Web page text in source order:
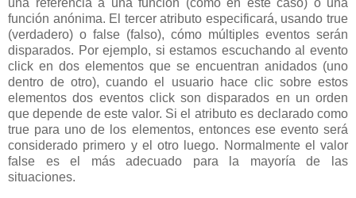
una referencia a una función (como en este caso) o una
función anónima. El tercer atributo especificará, usando true
(verdadero) o false (falso), cómo múltiples eventos serán
disparados. Por ejemplo, si estamos escuchando al evento
click en dos elementos que se encuentran anidados (uno
dentro de otro), cuando el usuario hace clic sobre estos
elementos dos eventos click son disparados en un orden
que depende de este valor. Si el atributo es declarado como
true para uno de los elementos, entonces ese evento será
considerado primero y el otro luego. Normalmente el valor
false es el más adecuado para la mayoría de las
situaciones.